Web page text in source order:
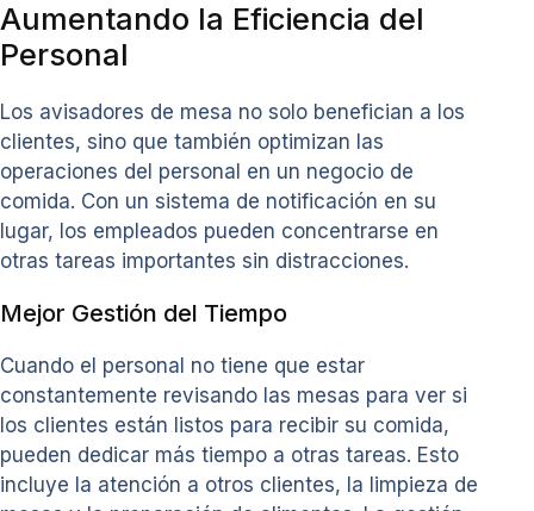
Aumentando la Eficiencia del
Personal
Los avisadores de mesa no solo benefician a los
clientes, sino que también optimizan las
operaciones del personal en un negocio de
comida. Con un sistema de notificación en su
lugar, los empleados pueden concentrarse en
otras tareas importantes sin distracciones.
Mejor Gestión del Tiempo
Cuando el personal no tiene que estar
constantemente revisando las mesas para ver si
los clientes están listos para recibir su comida,
pueden dedicar más tiempo a otras tareas. Esto
incluye la atención a otros clientes, la limpieza de